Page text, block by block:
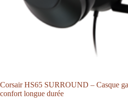
Corsair HS65 SURROUND – Casque
confort longue durée